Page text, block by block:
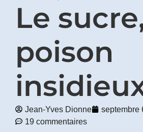
Le
poison
Jean-Yves Dionne
septembre
19 commentaires
gratuitement
mon
"BONS
GRAS,
MAUVAIS
GRAS"
vous
incrivant
à
mon